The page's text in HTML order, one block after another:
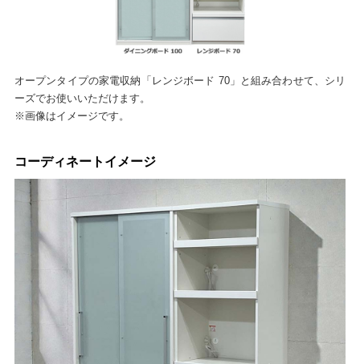
オープンタイプの家電収納「レンジボード 70」と組み合わせて、シリ
ーズでお使いいただけます。
※画像はイメージです。
コーディネートイメージ